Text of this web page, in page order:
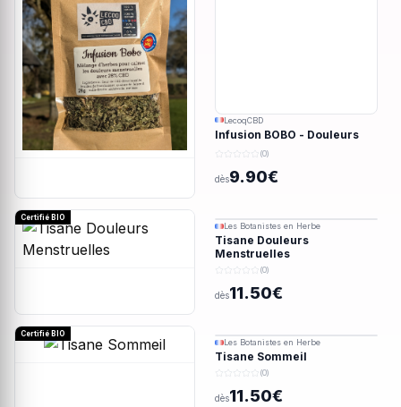
LecoqCBD
Infusion BOBO - Douleurs
menstruelles - 28g
(0)
dès9.90€
Certifié BIO
Les Botanistes en Herbe
Tisane Douleurs
Menstruelles
(0)
dès11.50€
Certifié BIO
Les Botanistes en Herbe
Tisane Sommeil
(0)
dès11.50€